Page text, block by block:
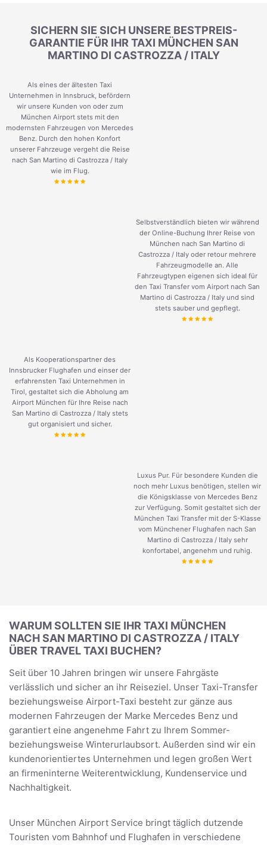
SICHERN SIE SICH UNSERE BESTPREIS-
GARANTIE FÜR IHR TAXI MÜNCHEN SAN
MARTINO DI CASTROZZA / ITALY
Als eines der ältesten Taxi
Unternehmen in Innsbruck, befördern
wir unsere Kunden von oder zum
München Airport stets mit den
modernsten Fahrzeugen von Mercedes
Benz. Durch den hohen Konfort
unserer Fahrzeuge vergeht die Reise
nach San Martino di Castrozza / Italy
wie im Flug.
Selbstverständlich bieten wir während
der Online-Buchung Ihrer Reise von
München nach San Martino di
Castrozza / Italy oder retour mehrere
Fahrzeugmodelle an. Alle
Fahrzeugtypen eigenen sich ideal für
den Taxi Transfer vom Airport nach San
Martino di Castrozza / Italy und sind
stets sauber und gepflegt.
Als Kooperationspartner des
Innsbrucker Flughafen und einser der
erfahrensten Taxi Unternehmen in
Tirol, gestaltet sich die Abholung am
Airport München für Ihre Reise nach
San Martino di Castrozza / Italy stets
gut organisiert und sicher.
Luxus Pur. Für besondere Kunden die
noch mehr Luxus benötigen, stellen wir
die Königsklasse von Mercedes Benz
zur Verfügung. Somit gestaltet sich der
München Taxi Transfer mit der S-Klasse
vom Münchener Flughafen nach San
Martino di Castrozza / Italy sehr
konfortabel, angenehm und ruhig.
WARUM SOLLTEN SIE IHR TAXI MÜNCHEN
NACH SAN MARTINO DI CASTROZZA / ITALY
ÜBER TRAVEL TAXI BUCHEN?
Seit über 10 Jahren bringen wir unsere Fahrgäste
verlässlich und sicher an ihr Reiseziel. Unser Taxi-Transfer
beziehungsweise Airport-Taxi besteht zur gänze aus
modernen Fahrzeugen der Marke Mercedes Benz und
garantiert eine angenehme Fahrt zu Ihrem Sommer-
beziehungsweise Winterurlaubsort. Außerden sind wir ein
kundenorientiertes Unternehmen und legen großen Wert
an firmeninterne Weiterentwicklung, Kundenservice und
Nachhaltigkeit.
Unser München Airport Service bringt täglich dutzende
Touristen vom Bahnhof und Flughafen in verschiedene